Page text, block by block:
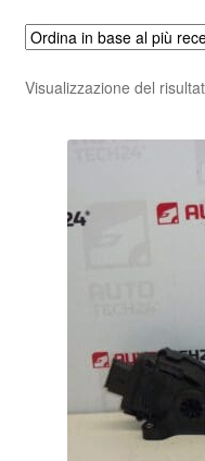
Visualizzazione del